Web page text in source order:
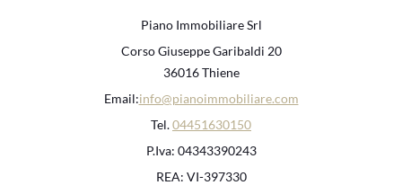
Piano Immobiliare Srl
Corso Giuseppe Garibaldi 20
36016 Thiene
Email:info@pianoimmobiliare.com
Tel.04451630150
P.Iva: 04343390243
REA: VI-397330